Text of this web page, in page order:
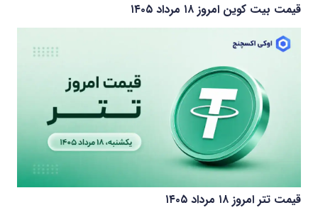
قیمت بیت کوین امروز ۱۸ مرداد ۱۴۰۵
قیمت تتر امروز ۱۸ مرداد ۱۴۰۵